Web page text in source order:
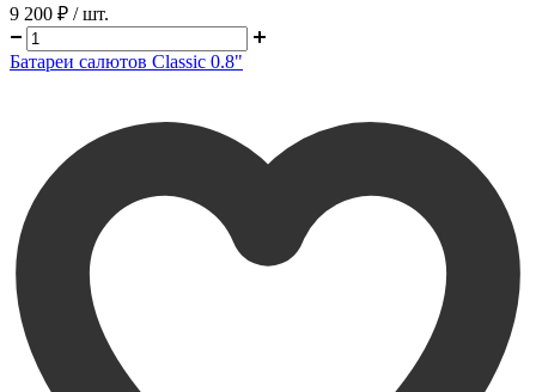
9 200 ₽ / шт.
Батареи салютов Classic 0.8"